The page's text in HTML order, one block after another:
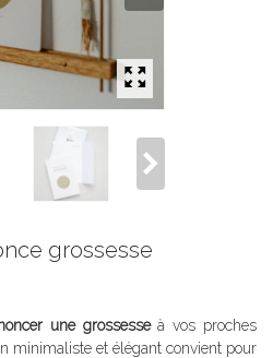
grossesse
une grossesseà vos proches
minimaliste et élégant convient pour